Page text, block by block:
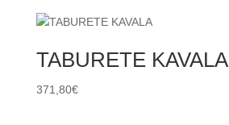
TABURETE KAVALA
371,80€